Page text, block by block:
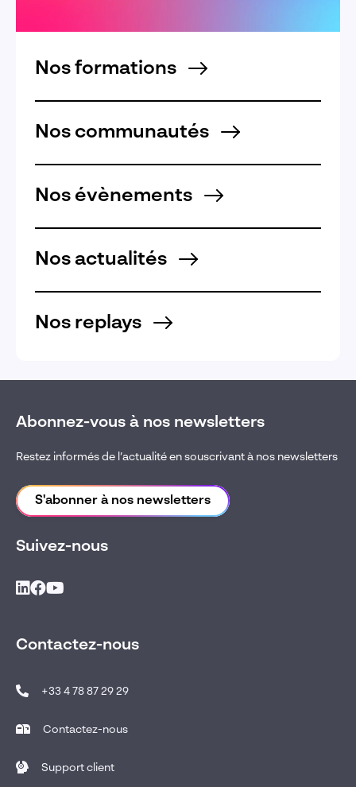
Nos formations
Nos communautés
Nos évènements
Nos actualités
Nos replays
Abonnez-vous à nos newsletters
Restez informés de l’actualité en souscrivant à nos newsletters
S'abonner à nos newsletters
Suivez-nous
Contactez-nous
+33 4 78 87 29 29
Contactez-nous
Support client